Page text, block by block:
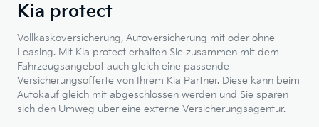
Kia protect
Vollkaskoversicherung, Autoversicherung mit oder ohne
Leasing. Mit Kia protect erhalten Sie zusammen mit dem
Fahrzeugsangebot auch gleich eine passende
Versicherungsofferte von Ihrem Kia Partner. Diese kann beim
Autokauf gleich mit abgeschlossen werden und Sie sparen
sich den Umweg über eine externe Versicherungsagentur.